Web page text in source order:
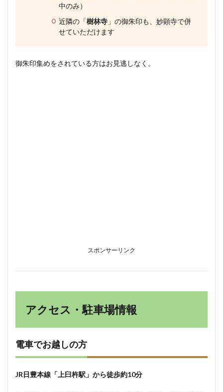
中のみ）
近隣の「樹林寺 」の御朱印も、妙顕寺で併
せていただけます
御朱印集めをされている方はお見逃しなく。
スポンサーリンク
アクセス・駐車場情報
電車でお越しの方
JR日豊本線「上臼杵駅」から徒歩約10分